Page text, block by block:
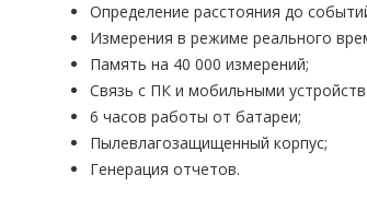
Определение расстояния до
Измерения в режиме реального
Память на 40 000 измерений;
Связь с ПК и мобильными
6 часов работы от батареи;
Пылевлагозащищенный корпус;
Генерация отчетов.